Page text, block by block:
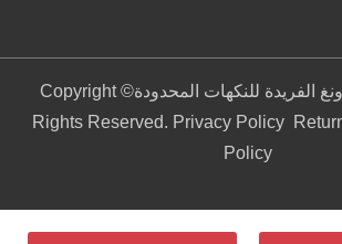
Copyright ©الفريدة للنكهات المحدودة
Rights Reserved. Privacy Policy
Policy